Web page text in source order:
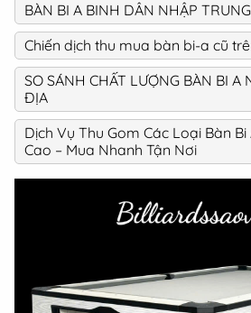
BÀN BI A BINH DÂN NHẬP TRUNG
Chiến dịch thu mua bàn bi-a cũ
SO SÁNH CHẤT LƯỢNG BÀN BI A
ĐỊA
Dịch Vụ Thu Gom Các Loại Bàn Bi
Cao – Mua Nhanh Tận Nơi